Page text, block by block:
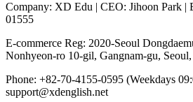
Company: XD Edu | CEO: Jihoon Park |
01555
E-commerce Reg: 2020-Seoul
Nonhyeon-ro 10-gil, Gangnam-gu,
Phone: +82-70-4155-0595 (Weekdays
support@xdenglish.net